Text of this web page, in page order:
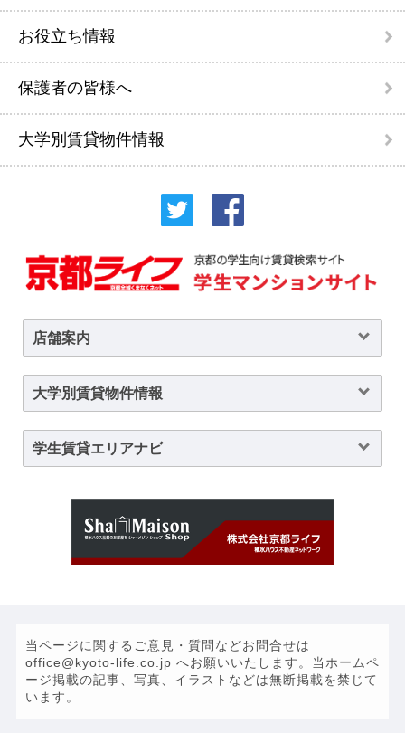
お役立ち情報
保護者の皆様へ
大学別賃貸物件情報
店舗案内
大学別賃貸物件情報
学生賃貸エリアナビ
当ページに関するご意見・質問などお問合せは
office@kyoto-life.co.jp へお願いいたします。当ホームペ
ージ掲載の記事、写真、イラストなどは無断掲載を禁じて
います。